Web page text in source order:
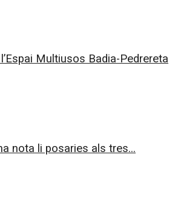
Multiusos Badia-Pedrereta
nota li posaries als tres...